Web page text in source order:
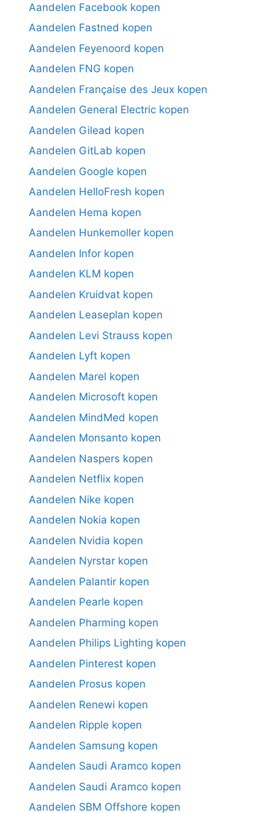
Aandelen Facebook kopen
Aandelen Fastned kopen
Aandelen Feyenoord kopen
Aandelen FNG kopen
Aandelen Française des Jeux kopen
Aandelen General Electric kopen
Aandelen Gilead kopen
Aandelen GitLab kopen
Aandelen Google kopen
Aandelen HelloFresh kopen
Aandelen Hema kopen
Aandelen Hunkemoller kopen
Aandelen Infor kopen
Aandelen KLM kopen
Aandelen Kruidvat kopen
Aandelen Leaseplan kopen
Aandelen Levi Strauss kopen
Aandelen Lyft kopen
Aandelen Marel kopen
Aandelen Microsoft kopen
Aandelen MindMed kopen
Aandelen Monsanto kopen
Aandelen Naspers kopen
Aandelen Netflix kopen
Aandelen Nike kopen
Aandelen Nokia kopen
Aandelen Nvidia kopen
Aandelen Nyrstar kopen
Aandelen Palantir kopen
Aandelen Pearle kopen
Aandelen Pharming kopen
Aandelen Philips Lighting kopen
Aandelen Pinterest kopen
Aandelen Prosus kopen
Aandelen Renewi kopen
Aandelen Ripple kopen
Aandelen Samsung kopen
Aandelen Saudi Aramco kopen
Aandelen Saudi Aramco kopen
Aandelen SBM Offshore kopen